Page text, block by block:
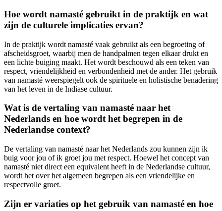
Hoe wordt namasté gebruikt in de praktijk en wat
zijn de culturele implicaties ervan?
In de praktijk wordt namasté vaak gebruikt als een begroeting of
afscheidsgroet, waarbij men de handpalmen tegen elkaar drukt en
een lichte buiging maakt. Het wordt beschouwd als een teken van
respect, vriendelijkheid en verbondenheid met de ander. Het gebruik
van namasté weerspiegelt ook de spirituele en holistische benadering
van het leven in de Indiase cultuur.
Wat is de vertaling van namasté naar het
Nederlands en hoe wordt het begrepen in de
Nederlandse context?
De vertaling van namasté naar het Nederlands zou kunnen zijn ik
buig voor jou of ik groet jou met respect. Hoewel het concept van
namasté niet direct een equivalent heeft in de Nederlandse cultuur,
wordt het over het algemeen begrepen als een vriendelijke en
respectvolle groet.
Zijn er variaties op het gebruik van namasté en hoe